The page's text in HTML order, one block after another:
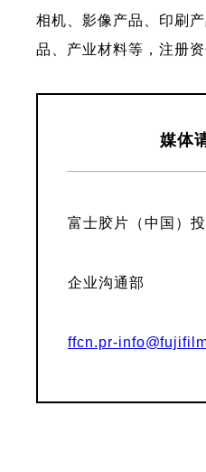
相机、影像产品、印刷
品、产业材料等，注册
媒体
富士胶片（中国）
企业沟通部
ffcn.pr-